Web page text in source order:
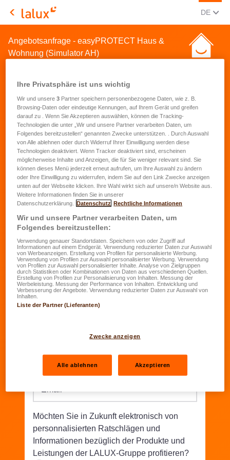
LALUX Assurances
DE
Angebotsanfrage - easyPROTECT Haus &
Wohnung (Simulator AH)
Angebotsanfrage für eine
Hausrat- und
Wohnungsversicherung
Vorname *
Name*
Geburtsdatum*
TT.MM.JJJJ
Straße/Nr.*
Telefon*
Email
Möchten Sie in Zukunft elektronisch von
personnalisierten Ratschlägen und
Informationen bezüglich der Produkte und
Leistungen der LALUX-Gruppe profitieren?
Ihre Privatsphäre ist uns wichtig
Wir und unsere3 Partner speichern personenbezogene Daten, wie z. B.
Browsing-Daten oder eindeutige Kennungen, auf Ihrem Gerät und greifen
darauf zu . Wenn Sie Akzeptieren auswählen, können die Tracking-
Technologien die unter „Wir und unsere Partner verarbeiten Daten, um
Folgendes bereitzustellen“ genannten Zwecke unterstützen. . Durch Auswahl
von Alle ablehnen oder durch Widerruf Ihrer Einwilligung werden diese
Technologien deaktiviert. Wenn Tracker deaktiviert sind, erscheinen
möglicherweise Inhalte und Anzeigen, die für Sie weniger relevant sind. Sie
können dieses Menü jederzeit erneut aufrufen, um Ihre Auswahl zu ändern
oder Ihre Einwilligung zu widerrufen, indem Sie auf den Link Zwecke anzeigen
unten auf der Webseite klicken. Ihre Wahl wirkt sich auf unsere/n Website aus.
Weitere Informationen finden Sie in unserer
Datenschutzerklärung.
Datenschutz Rechtliche Informationen
Wir und unsere Partner verarbeiten Daten, um
Folgendes bereitzustellen:
Verwendung genauer Standortdaten. Speichern von oder Zugriff auf
Informationen auf einem Endgerät. Verwendung reduzierter Daten zur Auswahl
von Werbeanzeigen. Erstellung von Profilen für personalisierte Werbung.
Verwendung von Profilen zur Auswahl personalisierter Werbung. Verwendung
von Profilen zur Auswahl personalisierter Inhalte. Analyse von Zielgruppen
durch Statistiken oder Kombinationen von Daten aus verschiedenen Quellen.
Erstellung von Profilen zur Personalisierung von Inhalten. Messung der
Werbeleistung. Messung der Performance von Inhalten. Entwicklung und
Verbesserung der Angebote. Verwendung reduzierter Daten zur Auswahl von
Inhalten.
Liste der Partner (Lieferanten)
Zwecke anzeigen
Alle ablehnen Akzeptieren